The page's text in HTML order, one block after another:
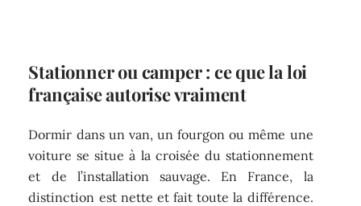
Stationner ou camper : ce que la loi
française autorise vraiment
Dormir dans un van, un fourgon ou même une
voiture se situe à la croisée du stationnement
et de l’installation sauvage. En France, la
distinction est nette et fait toute la différence.